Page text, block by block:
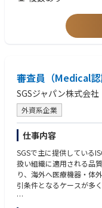
【医薬ライフサイエンス
医薬品製造に関する測定
事業対象先：メーカーの
審査員（Medical
SGSジャパン株式会社
外資系企業
仕事内容
SGSで主に提供している
扱い組織に適用される品
り、海外へ医療機器・体
引条件となるケースが多く